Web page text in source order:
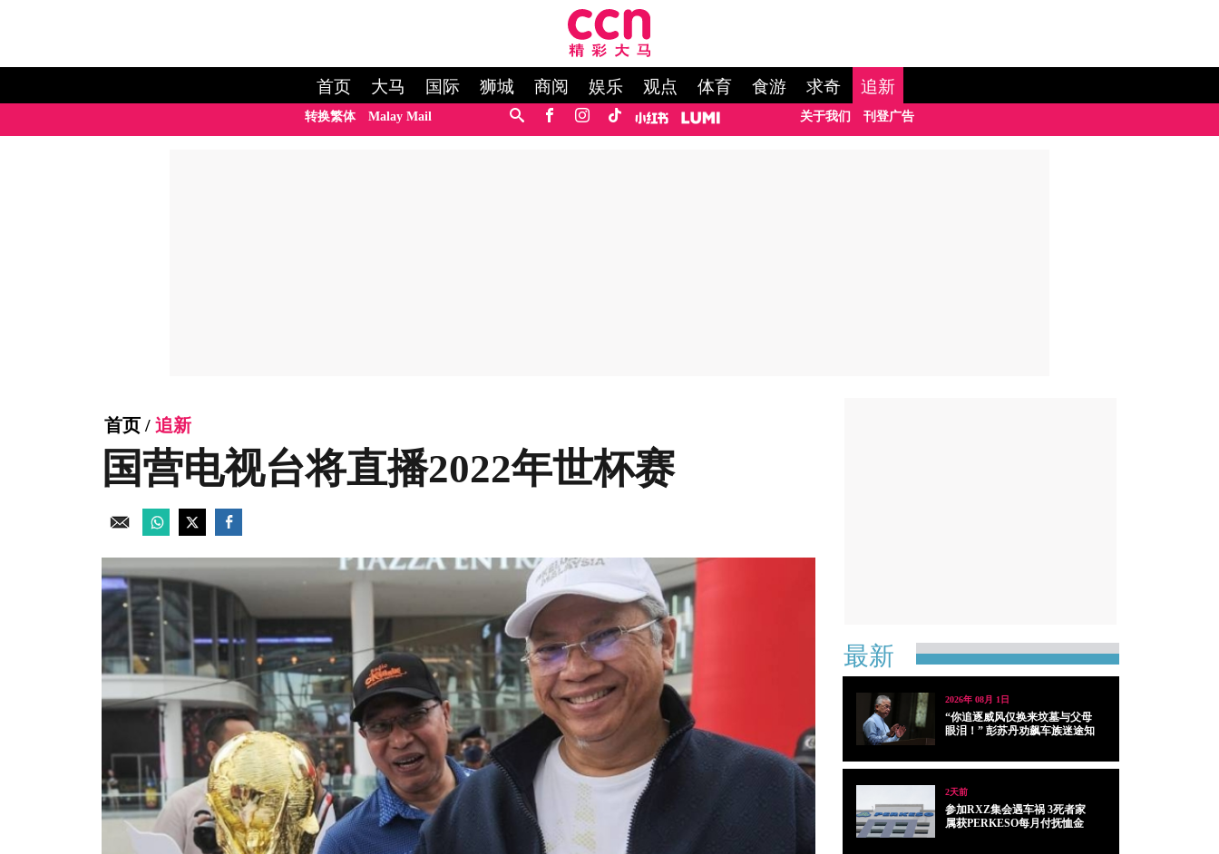
首页 大马 国际 狮城 商阅 娱乐 观点 体育 食游 求奇 追新
转换繁体 Malay Mail 关于我们 刊登广告
首页 / 追新
国营电视台将直播2022年世杯赛
最新
2026年 08月 1日
“你追逐威风仅换来坟墓与父母
眼泪！” 彭苏丹劝飙车族迷途知
2天前
参加RXZ集会遇车祸 3死者家
属获PERKESO每月付抚恤金